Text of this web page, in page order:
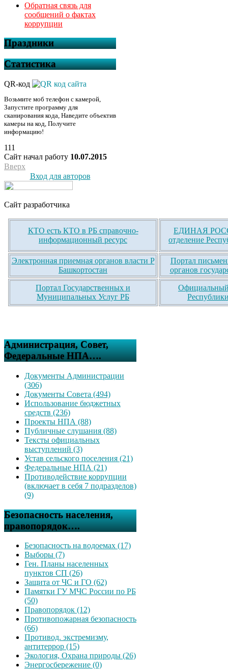
Обратная связь для
сообщений о фактах
коррупции
Праздники
Статистика
QR-код
Возьмите моб телефон с камерой,
Запустите программу для
сканирования кода, Наведите объектив
камеры на код, Получите
информацию!
111
Сайт начал работу 10.07.2015
Вверх
Вход для авторов
Сайт разработчика
КТО есть КТО в РБ справочно-
информационный ресурс
ЕДИНАЯ
отделение
Электронная приемная органов власти Р
Башкортостан
Портал
органов
Портал Государственных и
Муниципальных Услуг РБ
Официальный
Администрация, Совет,
Федеральные НПА….
Документы Администрации
(306)
Документы Совета (494)
Использование бюджетных
средств (236)
Проекты НПА (88)
Публичные слушания (88)
Тексты официальных
выступлений (3)
Устав сельского поселения (21)
Федеральные НПА (21)
Противодействие коррупции
(включает в себя 7 подразделов)
(9)
Безопасность населения,
правопорядок….
Безопасность на водоемах (17)
Выборы (7)
Ген. Планы населенных
пунктов СП (26)
Защита от ЧС и ГО (62)
Памятки ГУ МЧС России по РБ
(50)
Правопорядок (12)
Противопожарная безопасность
(66)
Противод. экстремизму,
антитеррор (15)
Экология, Охрана природы (26)
Энергосбережение (0)